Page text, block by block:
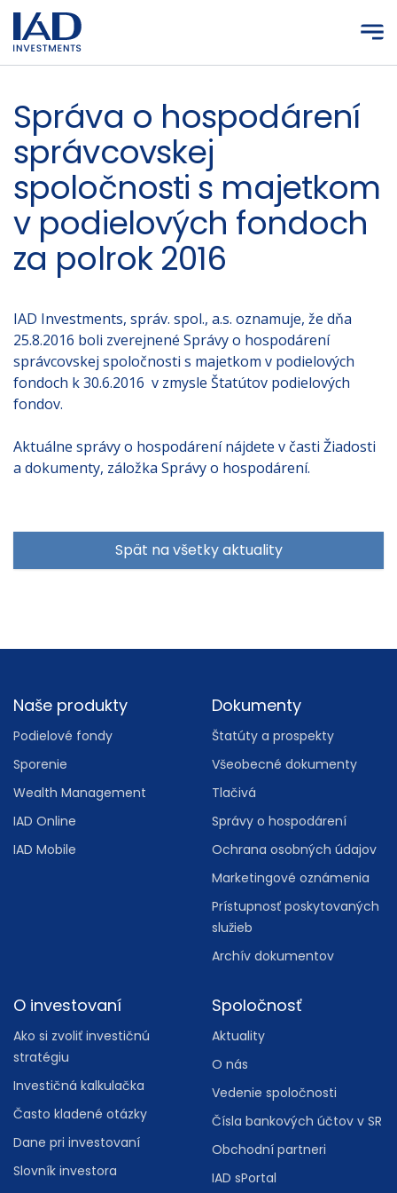
Prejsť na hlavný obsah
Správa o hospodárení
správcovskej
spoločnosti s majetkom
v podielových fondoch
za polrok 2016
IAD Investments, správ. spol., a.s. oznamuje, že dňa
25.8.2016 boli zverejnené Správy o hospodárení
správcovskej spoločnosti s majetkom v podielových
fondoch k 30.6.2016 v zmysle Štatútov podielových
fondov.
Aktuálne správy o hospodárení nájdete v časti Žiadosti
a dokumenty, záložka Správy o hospodárení.
Spät na všetky aktuality
Footer
Naše produkty
Podielové fondy
Sporenie
Wealth Management
IAD Online
IAD Mobile
Dokumenty
Štatúty a prospekty
Všeobecné dokumenty
Tlačivá
Správy o hospodárení
Ochrana osobných údajov
Marketingové oznámenia
Prístupnosť poskytovaných
služieb
Archív dokumentov
O investovaní
Ako si zvoliť investičnú
stratégiu
Investičná kalkulačka
Často kladené otázky
Dane pri investovaní
Slovník investora
Spoločnosť
Aktuality
O nás
Vedenie spoločnosti
Čísla bankových účtov v SR
Obchodní partneri
IAD sPortal